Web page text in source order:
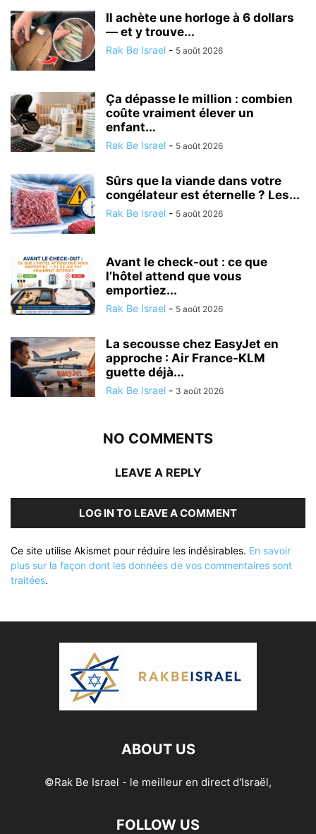
Il achète une horloge à 6 dollars
— et y trouve...
Rak Be Israel - 5 août 2026
Ça dépasse le million : combien
coûte vraiment élever un
enfant...
Rak Be Israel - 5 août 2026
Sûrs que la viande dans votre
congélateur est éternelle ? Les...
Rak Be Israel - 5 août 2026
Avant le check-out : ce que
l’hôtel attend que vous
emportiez...
Rak Be Israel - 5 août 2026
La secousse chez EasyJet en
approche : Air France-KLM
guette déjà...
Rak Be Israel - 3 août 2026
NO COMMENTS
LEAVE A REPLY
LOG IN TO LEAVE A COMMENT
Ce site utilise Akismet pour réduire les indésirables. En savoir
plus sur la façon dont les données de vos commentaires sont
traitées.
ABOUT US
©Rak Be Israel - le meilleur en direct d'Israël,
FOLLOW US